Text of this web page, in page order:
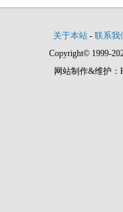
关于本站 - 联系我
Copyright© 1999-
网站制作&维护